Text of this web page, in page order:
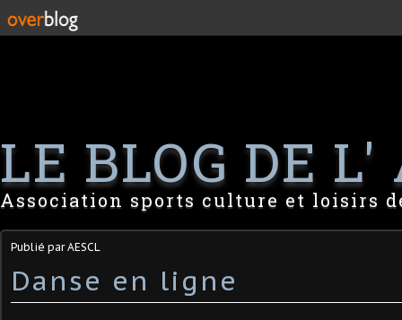
LE BLOG DE L'
Association sports culture et loisirs
Publié par AESCL
Danse en ligne